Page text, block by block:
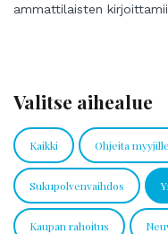
ammattilaisten
Valitse aihealue
Kaikki Ohjeita myyjille
Sukupolvenvaihdos
Kaupan rahoitus